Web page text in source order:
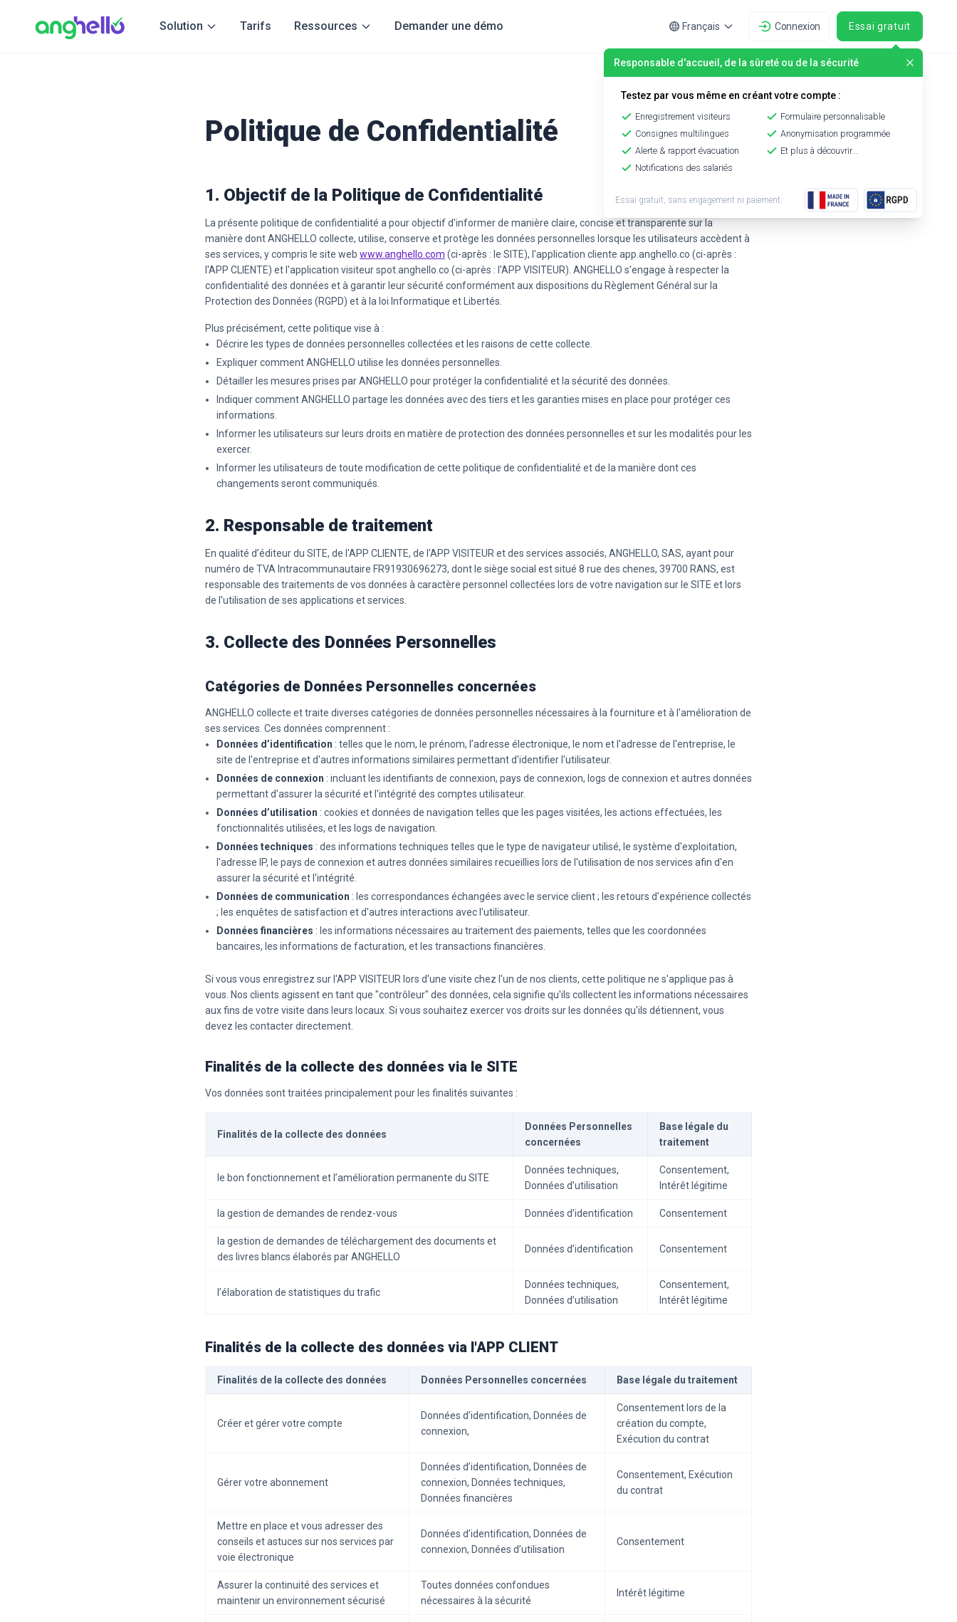
Français Connexion Essai gratuit
Responsable d'accueil, de la sûreté ou de la sécurité
Testez par vous même en créant votre compte :
Enregistrement visiteurs
Formulaire personnalisable
Consignes multilingues
Anonymisation programmée
Alerte & rapport évacuation
Et plus à découvrir...
Notifications des salariés
Essai gratuit, sans engagement ni paiement.
Solution Tarifs Ressources Demander une démo
Politique de Confidentialité
1. Objectif de la Politique de Confidentialité
La présente politique de confidentialité a pour objectif d'informer de manière claire, concise et transparente sur la
manière dont ANGHELLO collecte, utilise, conserve et protège les données personnelles lorsque les utilisateurs accèdent à
ses services, y compris le site web www.anghello.com (ci-après : le SITE), l'application cliente app.anghello.co (ci-après :
l'APP CLIENTE) et l'application visiteur spot.anghello.co (ci-après : l'APP VISITEUR). ANGHELLO s'engage à respecter la
confidentialité des données et à garantir leur sécurité conformément aux dispositions du Règlement Général sur la
Protection des Données (RGPD) et à la loi Informatique et Libertés.
Plus précisément, cette politique vise à :
Décrire les types de données personnelles collectées et les raisons de cette collecte.
Expliquer comment ANGHELLO utilise les données personnelles.
Détailler les mesures prises par ANGHELLO pour protéger la confidentialité et la sécurité des données.
Indiquer comment ANGHELLO partage les données avec des tiers et les garanties mises en place pour protéger ces
informations.
Informer les utilisateurs sur leurs droits en matière de protection des données personnelles et sur les modalités pour les
exercer.
Informer les utilisateurs de toute modification de cette politique de confidentialité et de la manière dont ces
changements seront communiqués.
2. Responsable de traitement
En qualité d’éditeur du SITE, de l'APP CLIENTE, de l'APP VISITEUR et des services associés, ANGHELLO, SAS, ayant pour
numéro de TVA Intracommunautaire FR91930696273, dont le siège social est situé 8 rue des chenes, 39700 RANS, est
responsable des traitements de vos données à caractère personnel collectées lors de votre navigation sur le SITE et lors
de l'utilisation de ses applications et services.
3. Collecte des Données Personnelles
Catégories de Données Personnelles concernées
ANGHELLO collecte et traite diverses catégories de données personnelles nécessaires à la fourniture et à l'amélioration de
ses services. Ces données comprennent :
Données d’identification : telles que le nom, le prénom, l’adresse électronique, le nom et l'adresse de l'entreprise, le
site de l'entreprise et d'autres informations similaires permettant d'identifier l'utilisateur.
Données de connexion : incluant les identifiants de connexion, pays de connexion, logs de connexion et autres données
permettant d'assurer la sécurité et l'intégrité des comptes utilisateur.
Données d’utilisation : cookies et données de navigation telles que les pages visitées, les actions effectuées, les
fonctionnalités utilisées, et les logs de navigation.
Données techniques : des informations techniques telles que le type de navigateur utilisé, le système d'exploitation,
l'adresse IP, le pays de connexion et autres données similaires recueillies lors de l'utilisation de nos services afin d'en
assurer la sécurité et l'intégrité.
Données de communication : les correspondances échangées avec le service client ; les retours d'expérience collectés
; les enquêtes de satisfaction et d'autres interactions avec l'utilisateur.
Données financières : les informations nécessaires au traitement des paiements, telles que les coordonnées
bancaires, les informations de facturation, et les transactions financières.
Si vous vous enregistrez sur l'APP VISITEUR lors d'une visite chez l'un de nos clients, cette politique ne s'applique pas à
vous. Nos clients agissent en tant que "contrôleur" des données, cela signifie qu'ils collectent les informations nécessaires
aux fins de votre visite dans leurs locaux. Si vous souhaitez exercer vos droits sur les données qu'ils détiennent, vous
devez les contacter directement.
Finalités de la collecte des données via le SITE
Vos données sont traitées principalement pour les finalités suivantes :
Finalités de la collecte des données
Données Personnelles
concernées
Base légale du
traitement
le bon fonctionnement et l’amélioration permanente du SITE
Données techniques,
Données d’utilisation
Consentement,
Intérêt légitime
la gestion de demandes de rendez-vous Données d’identification Consentement
la gestion de demandes de téléchargement des documents et
des livres blancs élaborés par ANGHELLO
Données d’identification Consentement
l’élaboration de statistiques du trafic
Données techniques,
Données d’utilisation
Consentement,
Intérêt légitime
Finalités de la collecte des données via l'APP CLIENT
Finalités de la collecte des données Données Personnelles concernées Base légale du traitement
Créer et gérer votre compte
Données d’identification, Données de
connexion,
Consentement lors de la
création du compte,
Exécution du contrat
Gérer votre abonnement
Données d’identification, Données de
connexion, Données techniques,
Données financières
Consentement, Exécution
du contrat
Mettre en place et vous adresser des
conseils et astuces sur nos services par
voie électronique
Données d’identification, Données de
connexion, Données d’utilisation
Consentement
Assurer la continuité des services et
maintenir un environnement sécurisé
Toutes données confondues
nécessaires à la sécurité
Intérêt légitime